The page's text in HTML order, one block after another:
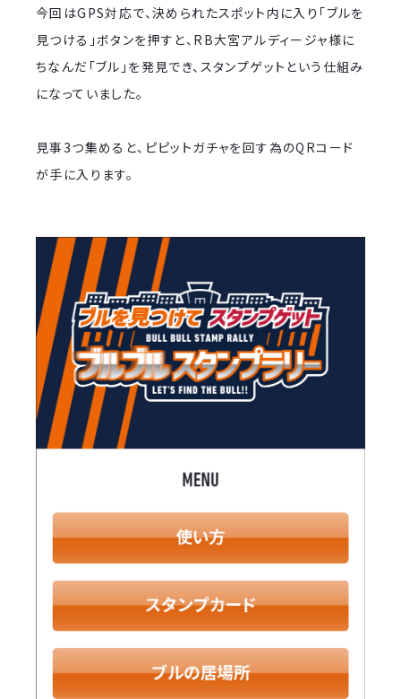
今回はGPS対応で、決められたスポット内に入り「ブルを
見つける」ボタンを押すと、RB大宮アルディージャ様に
ちなんだ「ブル」を発見でき、スタンプゲットという仕組み
になっていました。
見事3つ集めると、ピピットガチャを回す為のQRコード
が手に入ります。